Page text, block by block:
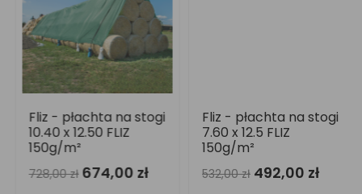
Fliz - płachta na stogi
10.40 x 12.50 FLIZ
150g/m²
728,00 zł 674,00 zł
Fliz - płachta na stogi
7.60 x 12.5 FLIZ
150g/m²
532,00 zł 492,00 zł